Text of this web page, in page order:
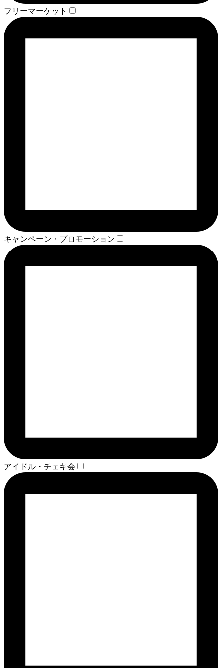
フリーマーケット
キャンペーン・プロモーション
アイドル・チェキ会